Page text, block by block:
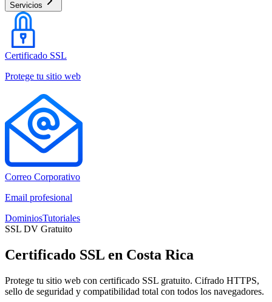
Servicios
Certificado SSL
Protege tu sitio web
Correo Corporativo
Email profesional
DominiosTutoriales
SSL DV Gratuito
Certificado SSL en Costa Rica
Protege tu sitio web con certificado SSL gratuito. Cifrado HTTPS,
sello de seguridad y compatibilidad total con todos los navegadores.